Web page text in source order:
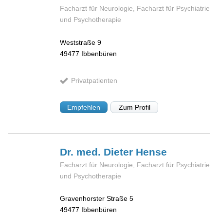
Facharzt für Neurologie, Facharzt für Psychiatrie
und Psychotherapie
Weststraße 9
49477 Ibbenbüren
Privatpatienten
Empfehlen Zum Profil
Dr. med. Dieter Hense
Facharzt für Neurologie, Facharzt für Psychiatrie
und Psychotherapie
Gravenhorster Straße 5
49477 Ibbenbüren